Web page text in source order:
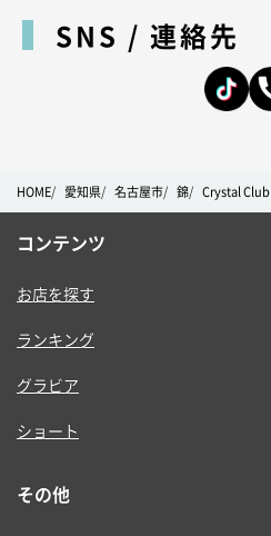
SNS / 連絡先
HOME 愛知県 名古屋市 錦 Crystal Club
コンテンツ
お店を探す
ランキング
グラビア
ショート
その他